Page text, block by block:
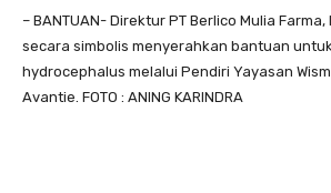
– BANTUAN- Direktur PT Berlico Mulia
secara simbolis menyerahkan bantuan
hydrocephalus melalui Pendiri Yayasan
Avantie. FOTO : ANING KARINDRA